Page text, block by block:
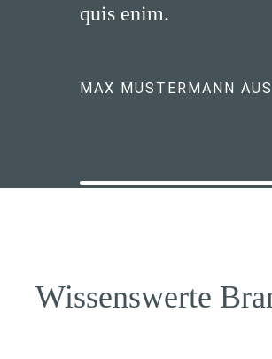
quis enim.
MAX MUSTERMANN
Wissenswerte